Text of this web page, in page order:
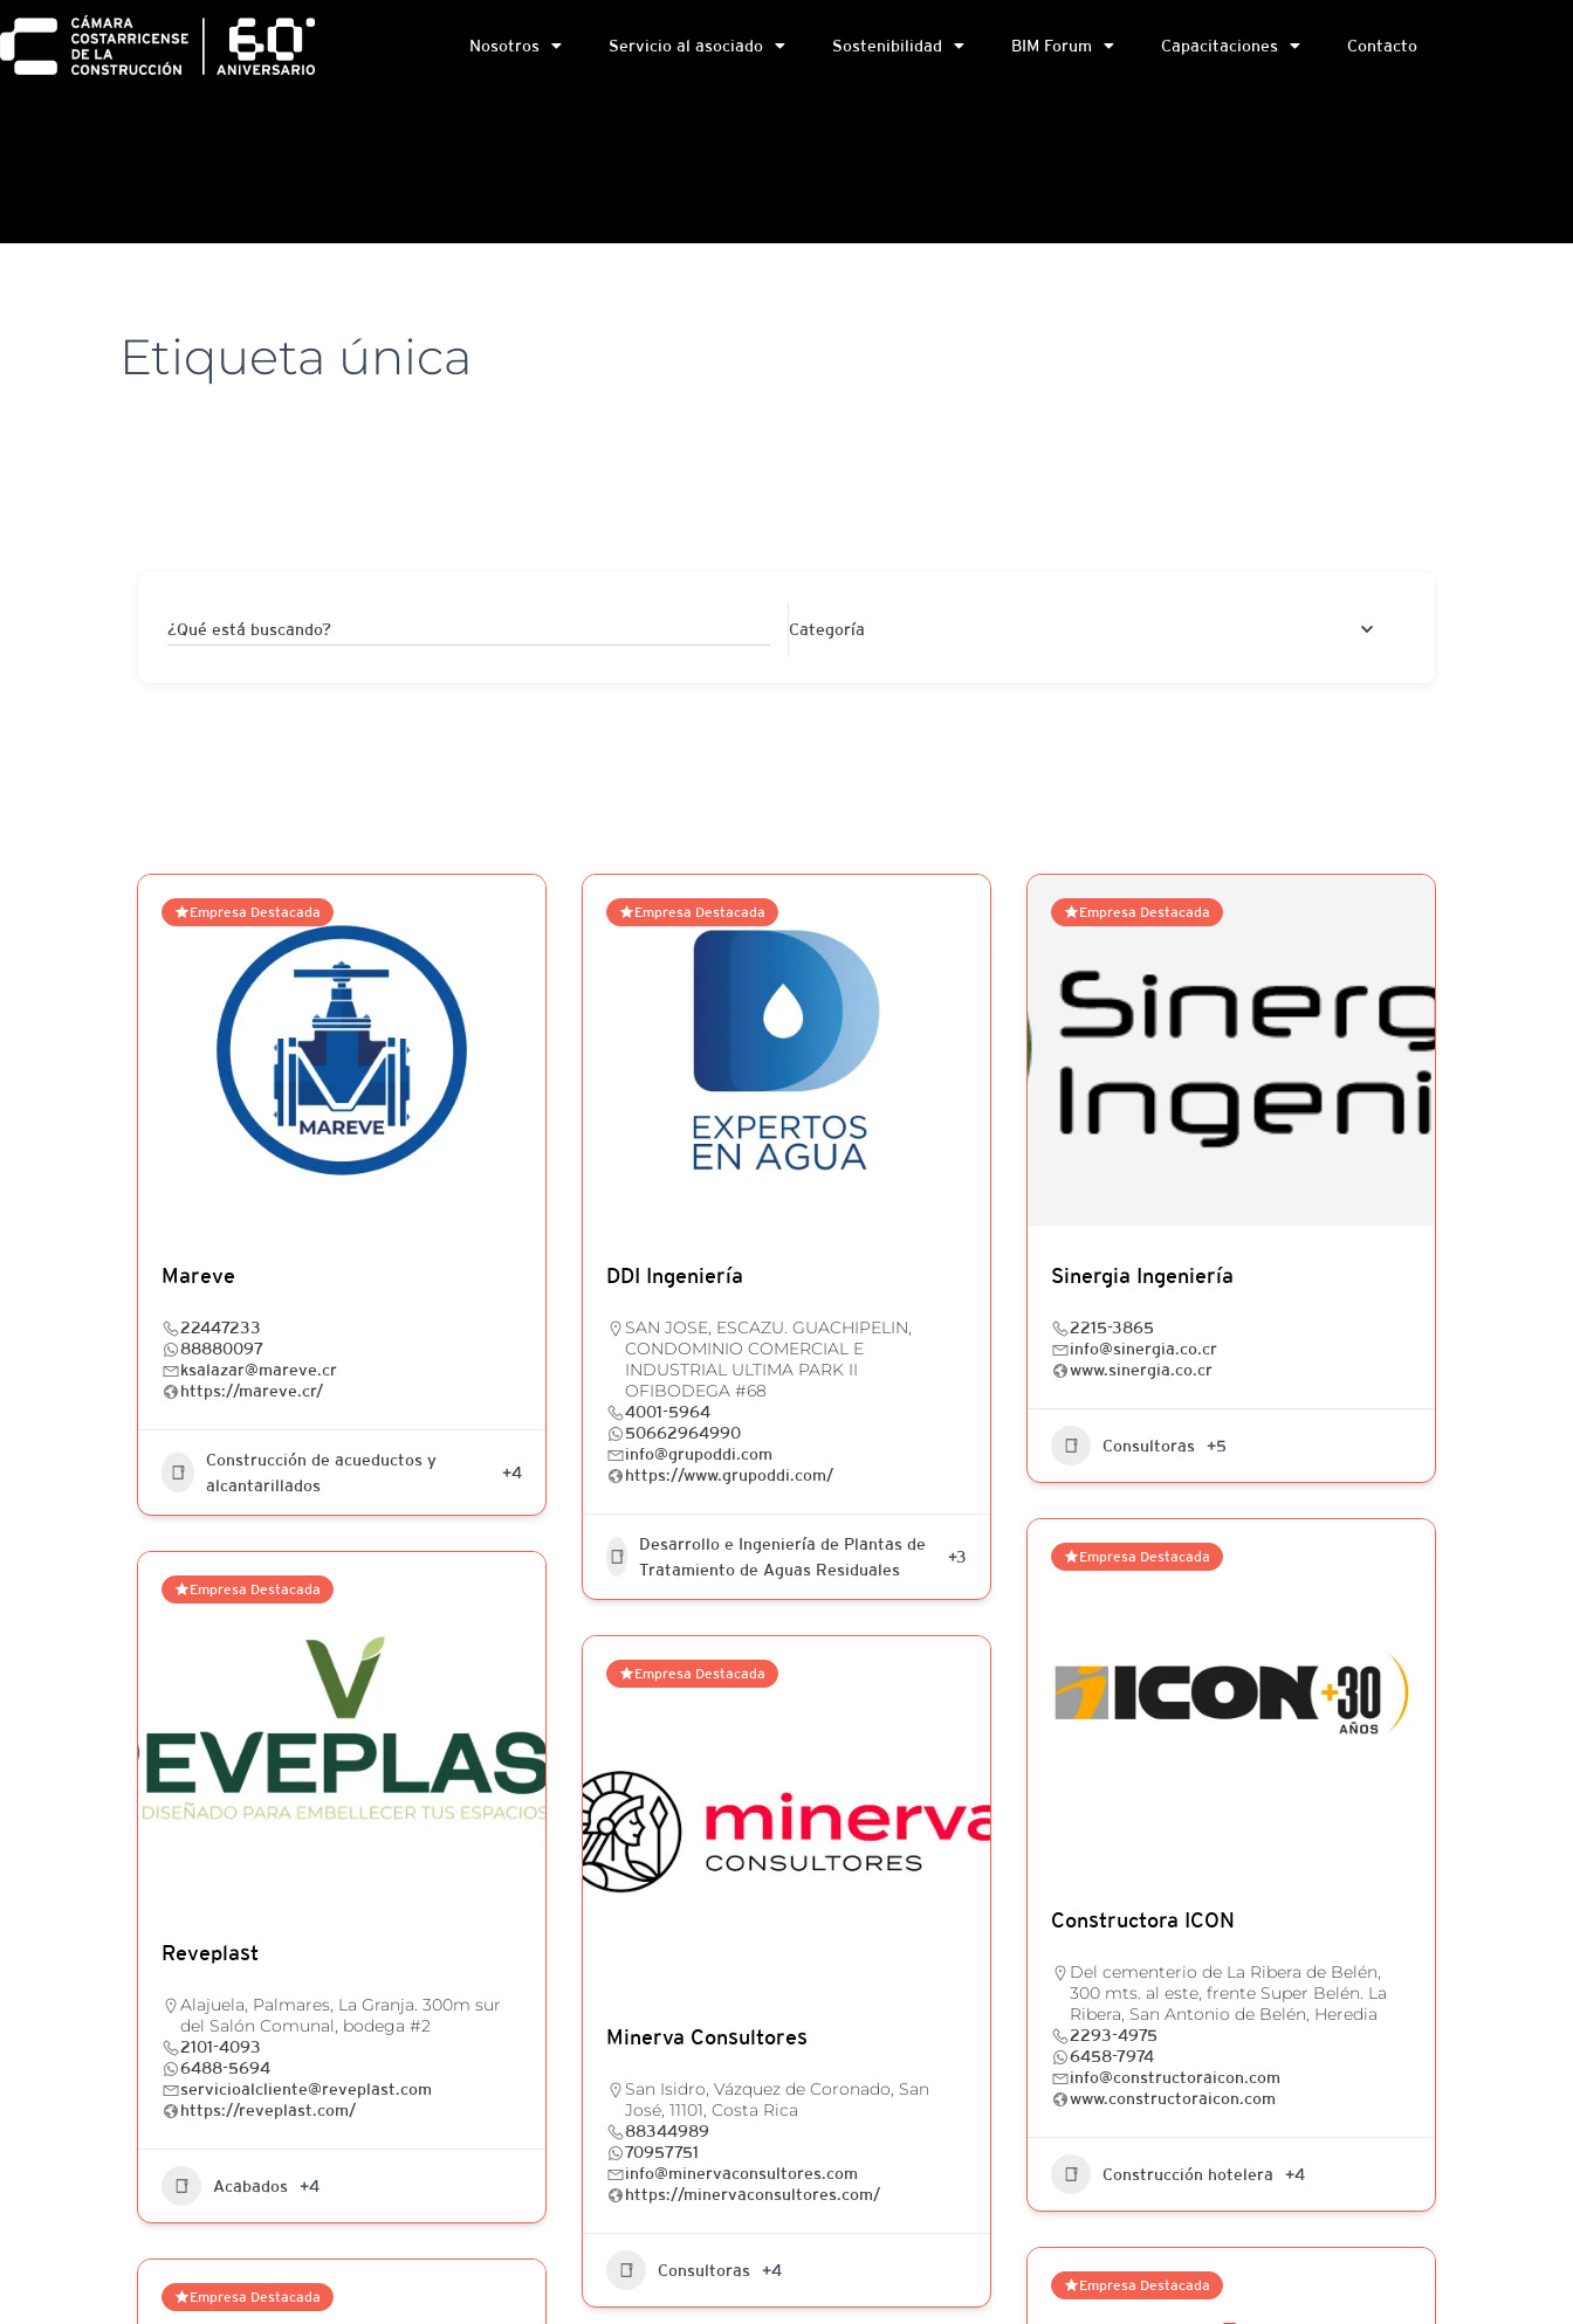
Nosotros Servicio al asociado Sostenibilidad BIM Forum Capacitaciones Contacto
Etiqueta única
¿Qué está buscando? Categoría
Empresa Destacada
Mareve
22447233
88880097
ksalazar@mareve.cr
https://mareve.cr/
Construcción de acueductos y
alcantarillados
+4
Empresa Destacada
DDI Ingeniería
SAN JOSE, ESCAZU. GUACHIPELIN,
CONDOMINIO COMERCIAL E
INDUSTRIAL ULTIMA PARK II
OFIBODEGA #68
4001-5964
50662964990
info@grupoddi.com
https://www.grupoddi.com/
Desarrollo e Ingeniería de Plantas de
Tratamiento de Aguas Residuales
+3
Empresa Destacada
Sinergia Ingeniería
2215-3865
info@sinergia.co.cr
www.sinergia.co.cr
Consultoras +5
Empresa Destacada
Reveplast
Alajuela, Palmares, La Granja. 300m sur
del Salón Comunal, bodega #2
2101-4093
6488-5694
servicioalcliente@reveplast.com
https://reveplast.com/
Acabados +4
Empresa Destacada
Minerva Consultores
San Isidro, Vázquez de Coronado, San
José, 11101, Costa Rica
88344989
70957751
info@minervaconsultores.com
https://minervaconsultores.com/
Consultoras +4
Empresa Destacada
Constructora ICON
Del cementerio de La Ribera de Belén,
300 mts. al este, frente Super Belén. La
Ribera, San Antonio de Belén, Heredia
2293-4975
6458-7974
info@constructoraicon.com
www.constructoraicon.com
Construcción hotelera +4
Empresa Destacada
Empresa Destacada